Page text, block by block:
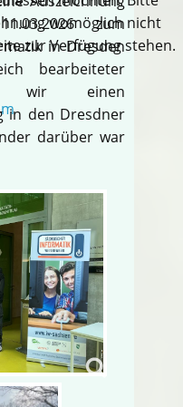
zum
in Dresden
bearbeiteter
wir einen
in den Dresdner
darüber war
womöglich nicht
zur Verfügung stehen.